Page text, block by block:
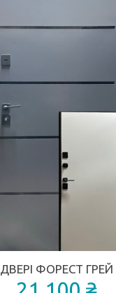
ДВЕРІ ФОРЕСТ ГРЕЙ